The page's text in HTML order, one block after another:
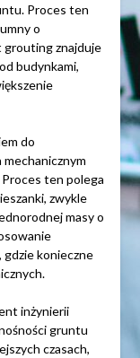
Proces ten
o
grouting znajduje
budynkami,
do
ten polega
zwykle
masy o
gdzie konieczne
inżynierii
gruntu
czasach,